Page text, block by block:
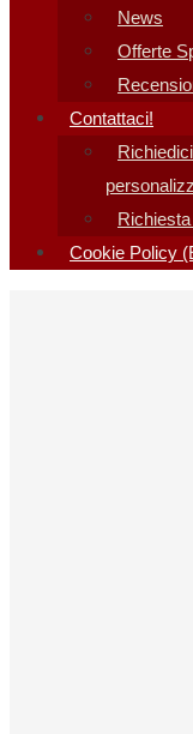
News
Offerte
Contattaci!
Cookie Policy